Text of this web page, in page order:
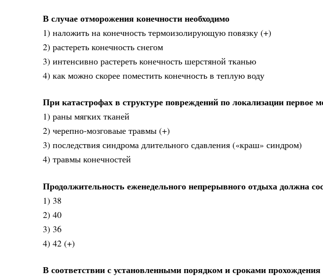
В случае отморожения конечности необходимо
1) наложить на конечность термоизолирующую повязку (+)
2) растереть конечность снегом
3) интенсивно растереть конечность шерстяной тканью
4) как можно скорее поместить конечность в теплую воду
При катастрофах в структуре повреждений по локализации первое
1) раны мягких тканей
2) черепно-мозговаые травмы (+)
3) последствия синдрома длительного сдавления («краш» синдром)
4) травмы конечностей
Продолжительность еженедельного непрерывного отдыха должна
1) 38
2) 40
3) 36
4) 42 (+)
В соответствии с установленными порядком и сроками